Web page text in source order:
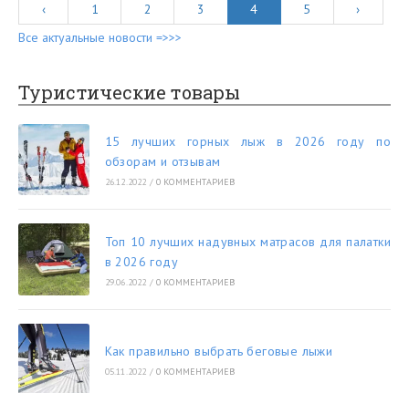
‹ 1 2 3 4 5
›
Все актуальные новости =>>>
Туристические товары
15 лучших горных лыж в 2026 году по
обзорам и отзывам
26.12.2022 / 0 КОММЕНТАРИЕВ
Топ 10 лучших надувных матрасов для палатки
в 2026 году
29.06.2022 / 0 КОММЕНТАРИЕВ
Как правильно выбрать беговые лыжи
05.11.2022 / 0 КОММЕНТАРИЕВ